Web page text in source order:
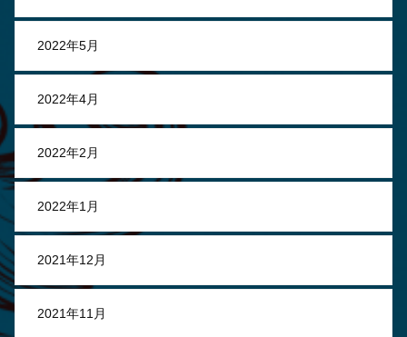
2022年5月
2022年4月
2022年2月
2022年1月
2021年12月
2021年11月